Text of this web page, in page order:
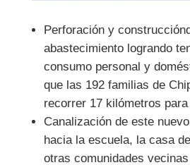
Perforación y
abastecimiento logrando
consumo personal y
que las 192 familias de
recorrer 17 kilómetros
Canalización de este
hacia la escuela, la casa
otras comunidades